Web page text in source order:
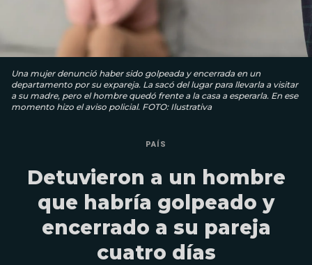
Una mujer denunció haber sido golpeada y encerrada en un
departamento por su expareja. La sacó del lugar para llevarla a visitar
a su madre, pero el hombre quedó frente a la casa a esperarla. En ese
momento hizo el aviso policial. FOTO: Ilustrativa
PAÍS
Detuvieron a un hombre
que habría golpeado y
encerrado a su pareja
cuatro días